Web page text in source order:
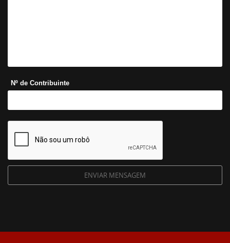
Nº de Contribuinte